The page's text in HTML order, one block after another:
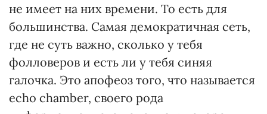
не имеет на них времени. То есть для
большинства. Самая демократичная сеть,
где не суть важно, сколько у тебя
фолловеров и есть ли у тебя синяя
галочка. Это апофеоз того, что называется
echo chamber, своего рода